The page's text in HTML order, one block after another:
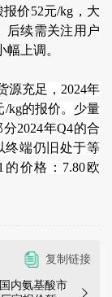
价52元/kg，大
后续需关注用户
幅上调。
源充足，2024年
/kg的报价。少量
2024年Q4的合
终端仍旧处于等
价格：7.80欧
复制链接
内氨基酸市
